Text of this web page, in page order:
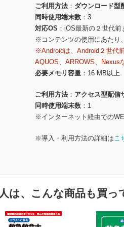
ご利用方法
ダウンロード型
同時使用端末数
3
対応OS
iOS最新の２世代前
※コンテンツの使用にあたり
※Androidは、Android２世代
AQUOS、ARROWS、Nexus
必要メモリ容量
16 MB以上
ご利用方法
アクセス型配信
同時使用端末数
1
※インターネット経由での
※導入・利用方法の詳細はこ
は、こんな商品も買っ